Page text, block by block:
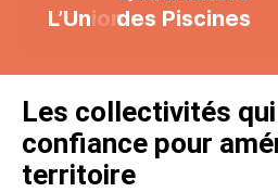
L’Uniondes Piscines
Les collectivités
confiance pour
territoire